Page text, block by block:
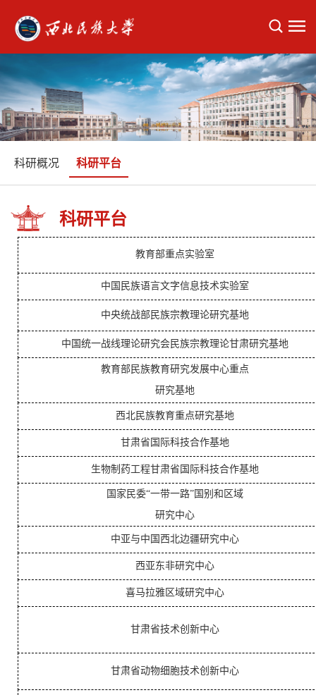
科研概况 科研平台
科研平台
教育部重点实验室
中国民族语言文字信息技术实验室
中央统战部民族宗教理论研究基地
中国统一战线理论研究会民族宗教理论甘肃研究基地
教育部民族教育研究发展中心重点
研究基地
西北民族教育重点研究基地
甘肃省国际科技合作基地
生物制药工程甘肃省国际科技合作基地
国家民委“一带一路”国别和区域
研究中心
中亚与中国西北边疆研究中心
西亚东非研究中心
喜马拉雅区域研究中心
甘肃省技术创新中心
甘肃省动物细胞技术创新中心